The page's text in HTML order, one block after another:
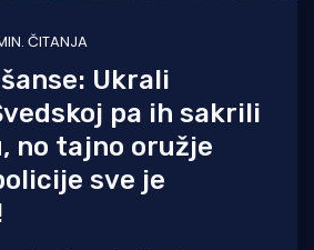
ČITANJA
Ukrali
pa ih sakrili
no tajno oružje
sve je